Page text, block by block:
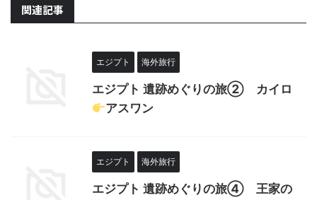
関連記事
エジプト 海外旅行
エジプト 遺跡めぐりの旅② カイロ
アスワン
エジプト 海外旅行
エジプト 遺跡めぐりの旅④ 王家の